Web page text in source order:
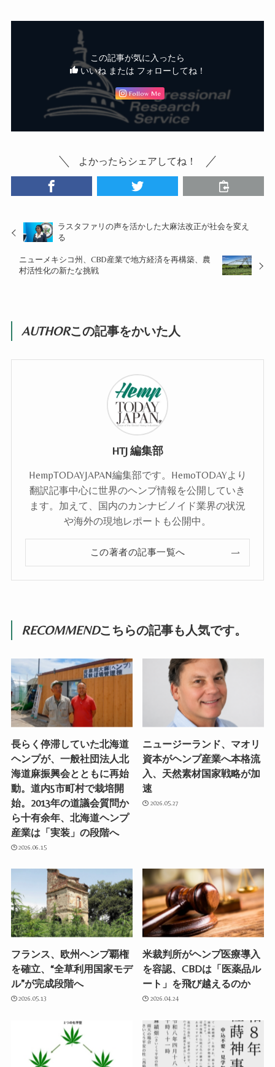
この記事が気に入ったら
いいね または フォローしてね！
Follow Me
よかったらシェアしてね！
ラスタファリの声を活かした大麻法改正が社会を変え
る
ニューメキシコ州、CBD産業で地方経済を再構築、農
村活性化の新たな挑戦
AUTHORこの記事をかいた人
HTJ 編集部
HempTODAYJAPAN編集部です。HemoTODAYより
翻訳記事中心に世界のヘンプ情報を公開していき
ます。加えて、国内のカンナビノイド業界の状況
や海外の現地レポートも公開中。
この著者の記事一覧へ
RECOMMENDこちらの記事も人気です。
長らく停滞していた北海道
ヘンプが、一般社団法人北
海道麻振興会とともに再始
動。道内5市町村で栽培開
始。2013年の道議会質問か
ら十有余年、北海道ヘンプ
産業は「実装」の段階へ
2026.06.15
ニュージーランド、マオリ
資本がヘンプ産業へ本格流
入、天然素材国家戦略が加
速
2026.05.27
フランス、欧州ヘンプ覇権
を確立、“全草利用国家モデ
ル”が完成段階へ
2026.05.13
米裁判所がヘンプ医療導入
を容認、CBDは「医薬品ル
ート」を飛び越えるのか
2026.04.24